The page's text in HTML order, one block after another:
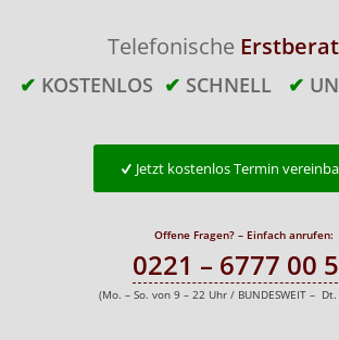
Telefonische
✔ KOSTENLOS ✔ SCHNELL ✔
Jetzt kostenlos Termin
Offene Fragen? – Einfach anrufen:
0221 – 6777 00
(Mo. – So. von 9 – 22 Uhr / BUNDESWEIT –